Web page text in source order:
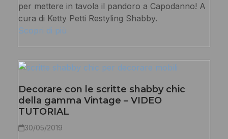
per mettere in tavola il pandoro a Capodanno! A
cura di Ketty Petti Restyling Shabby.
Scopri di più
Decorare con le scritte shabby chic
della gamma Vintage – VIDEO
TUTORIAL
30/05/2019